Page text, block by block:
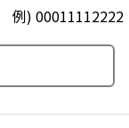
例) 00011112222